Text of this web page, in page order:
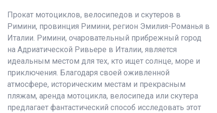
Прокат мотоциклов, велосипедов и скутеров в
Римини, провинция Римини, регион Эмилия-Романья в
Италии. Римини, очаровательный прибрежный город
на Адриатической Ривьере в Италии, является
идеальным местом для тех, кто ищет солнце, море и
приключения. Благодаря своей оживленной
атмосфере, историческим местам и прекрасным
пляжам, аренда мотоцикла, велосипеда или скутера
предлагает фантастический способ исследовать этот